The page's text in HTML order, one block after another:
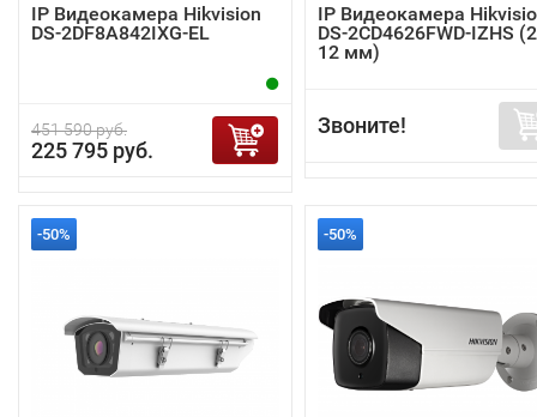
IP Видеокамера Hikvision
DS-2DF8A842IXG-EL
451 590 руб.
225 795 руб.
IP Видеокамера
DS-2CD4626FWD-IZHS
12 мм)
Звоните!
-50% -50%